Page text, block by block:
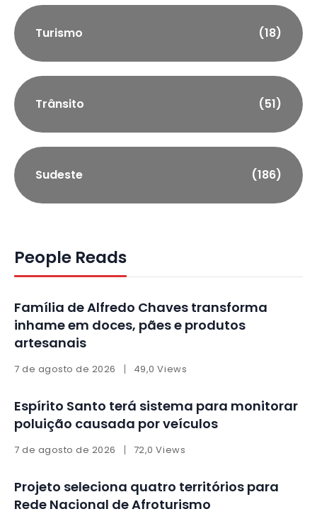
Turismo (18)
Trânsito (51)
Sudeste (186)
People Reads
Família de Alfredo Chaves transforma
inhame em doces, pães e produtos
artesanais
7 de agosto de 2026 49,0 Views
Espírito Santo terá sistema para monitorar
poluição causada por veículos
7 de agosto de 2026 72,0 Views
Projeto seleciona quatro territórios para
Rede Nacional de Afroturismo